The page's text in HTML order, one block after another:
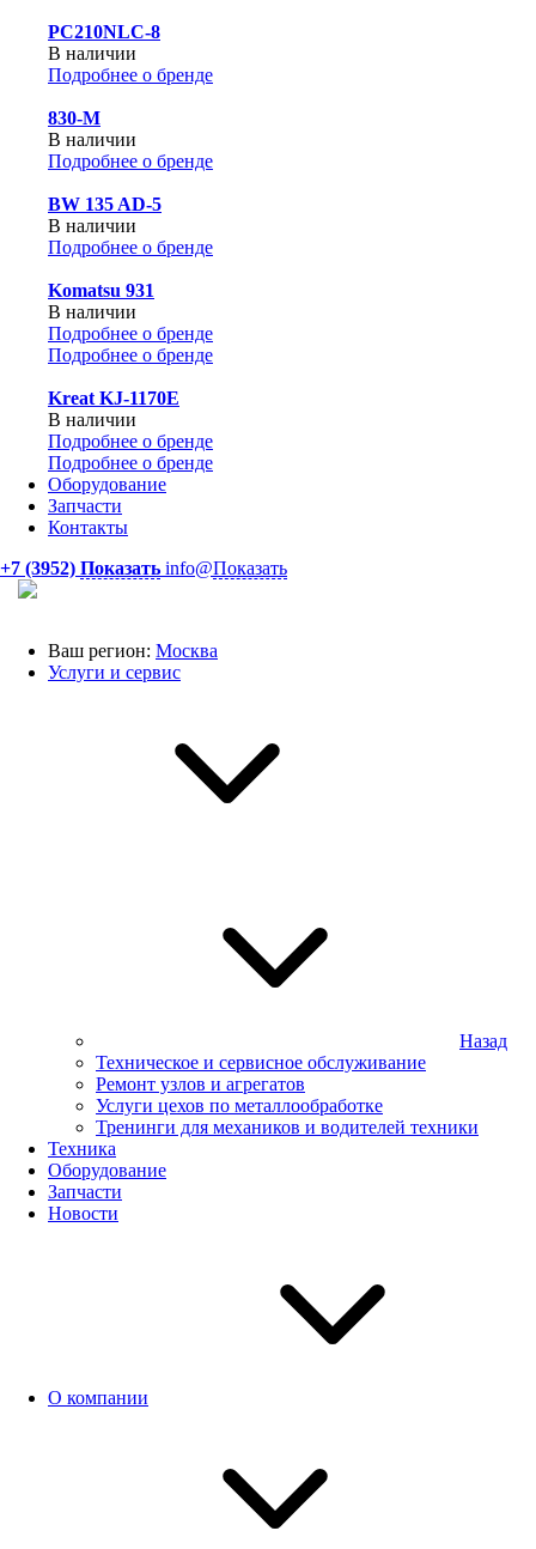
PC210NLC-8
В наличии
Подробнее о бренде
830-М
В наличии
Подробнее о бренде
BW 135 AD-5
В наличии
Подробнее о бренде
Komatsu 931
В наличии
Подробнее о бренде
Подробнее о бренде
Kreat KJ-1170E
В наличии
Подробнее о бренде
Подробнее о бренде
Оборудование
Запчасти
Контакты
+7 (3952) Показать info@Показать
Ваш регион: Москва
Услуги и сервис
Назад
Техническое и сервисное обслуживание
Ремонт узлов и агрегатов
Услуги цехов по металлообработке
Тренинги для механиков и водителей техники
Техника
Оборудование
Запчасти
Новости
О компании